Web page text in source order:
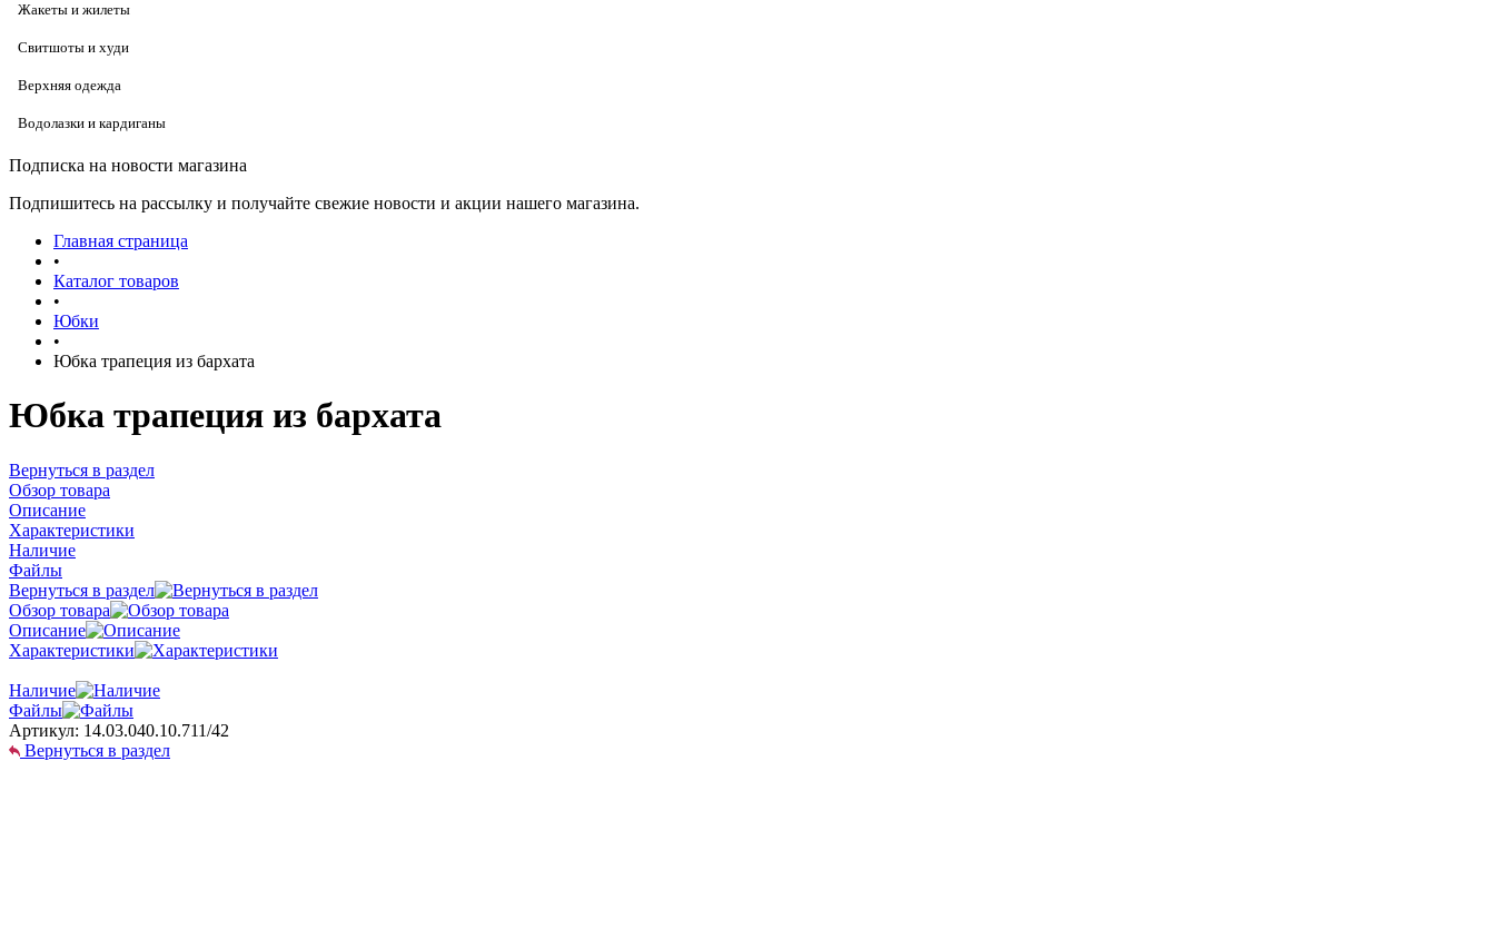
Жакеты и жилеты
Свитшоты и худи
Верхняя одежда
Водолазки и кардиганы
Подписка на новости магазина
Подпишитесь на рассылку и получайте свежие новости и акции нашего магазина.
Главная страница
•
Каталог товаров
•
Юбки
•
Юбка трапеция из бархата
Юбка трапеция из бархата
Вернуться в раздел
Обзор товара
Описание
Характеристики
Наличие
Файлы
Вернуться в раздел
Обзор товара
Описание
Характеристики
Наличие
Файлы
Артикул: 14.03.040.10.711/42
Вернуться в раздел